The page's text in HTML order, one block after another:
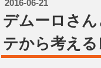
2016-06-21
デムーロさ
テから考え